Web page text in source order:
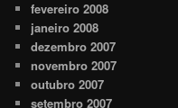
fevereiro 2008
janeiro 2008
dezembro 2007
novembro 2007
outubro 2007
setembro 2007